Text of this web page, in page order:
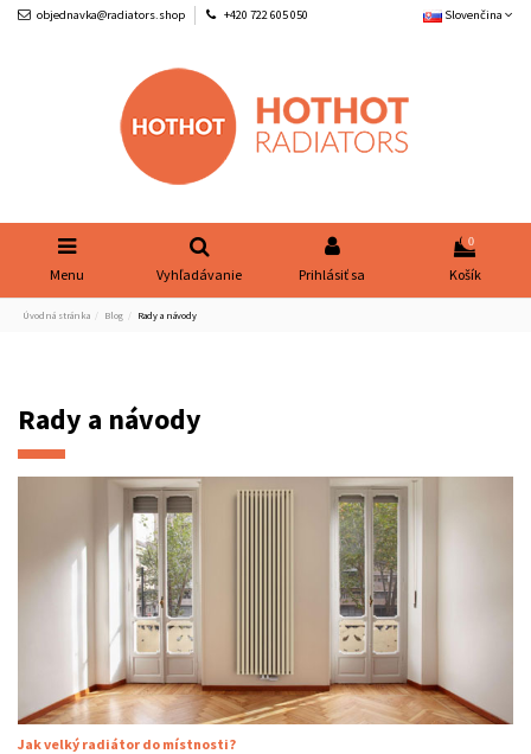
objednavka@radiators.shop +420 722 605 050 Slovenčina
Menu Vyhľadávanie Prihlásiť sa
0
Košík
Úvodná stránka Blog Rady a návody
Rady a návody
Jak velký radiátor do místnosti?